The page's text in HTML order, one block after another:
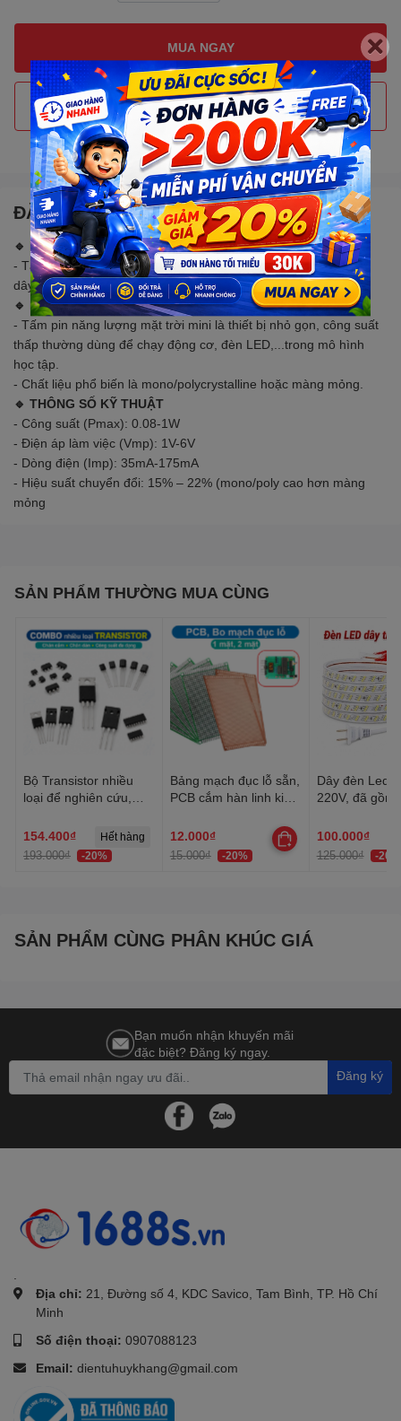
MUA NGAY
THÊM VÀO GIỎ HÀNG
Gọi đặt mua 0907088123 (7:30 - 17:00)
ĐẶC ĐIỂM NỔI BẬT
🔹 LƯU Ý
- Tấm pin không hàn dây sẵn, nếu có lô NCC gửi kèm thì sẽ có
dây hàn sẵn. còn mặc định sẽ là không có dây.
🔹 MÔ TẢ SẢN PHẨM
- Tấm pin năng lượng mặt trời mini là thiết bị nhỏ gọn, công suất
thấp thường dùng để chạy động cơ, đèn LED,...trong mô hình
học tập.
- Chất liệu phổ biến là mono/polycrystalline hoặc màng mỏng.
🔹 THÔNG SỐ KỸ THUẬT
- Công suất (Pmax): 0.08-1W
- Điện áp làm việc (Vmp): 1V-6V
- Dòng điện (Imp): 35mA-175mA
- Hiệu suất chuyển đổi: 15% – 22% (mono/poly cao hơn màng
mỏng
SẢN PHẨM THƯỜNG MUA CÙNG
Bộ Transistor nhiều
loại để nghiên cứu,
154.400₫
193.000₫ -20%
Hết hàng
Bảng mạch đục lỗ sẵn,
PCB cắm hàn linh kiện
12.000₫
15.000₫ -20%
Dây đèn Led
220V, đã gồm
trang trí quấn
trần, lễ Tết
100.000₫
125.000₫ -20%
SẢN PHẨM CÙNG PHÂN KHÚC GIÁ
Bạn muốn nhận khuyến mãi
đặc biệt? Đăng ký ngay.
Đăng ký
Địa chỉ: 21, Đường số 4, KDC Savico, Tam Bình, TP. Hồ Chí
Minh
Số điện thoại: 0907088123
Email: dientuhuykhang@gmail.com